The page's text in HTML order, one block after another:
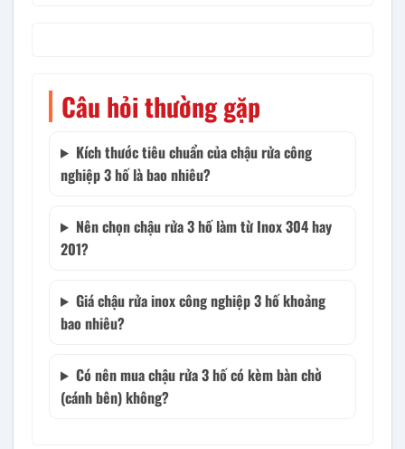
Câu hỏi thường gặp
Kích thước tiêu chuẩn của chậu rửa công
nghiệp 3 hố là bao nhiêu?
Nên chọn chậu rửa 3 hố làm từ Inox 304 hay
201?
Giá chậu rửa inox công nghiệp 3 hố khoảng
bao nhiêu?
Có nên mua chậu rửa 3 hố có kèm bàn chờ
(cánh bên) không?